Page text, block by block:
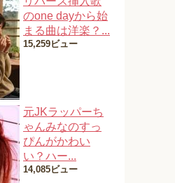
のone dayから始
まる曲は洋楽？...
15,259ビュー
元JKラッパーち
ゃんみなのすっ
ぴんがかわい
い？ハー...
14,085ビュー